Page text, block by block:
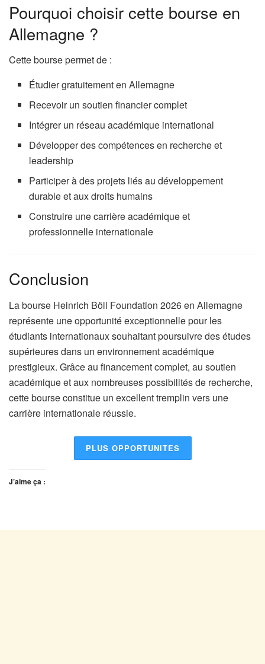
Pourquoi choisir cette bourse en
Allemagne ?
Cette bourse permet de :
Étudier gratuitement en Allemagne
Recevoir un soutien financier complet
Intégrer un réseau académique international
Développer des compétences en recherche et
leadership
Participer à des projets liés au développement
durable et aux droits humains
Construire une carrière académique et
professionnelle internationale
Conclusion
La bourse Heinrich Böll Foundation 2026 en Allemagne
représente une opportunité exceptionnelle pour les
étudiants internationaux souhaitant poursuivre des études
supérieures dans un environnement académique
prestigieux. Grâce au financement complet, au soutien
académique et aux nombreuses possibilités de recherche,
cette bourse constitue un excellent tremplin vers une
carrière internationale réussie.
PLUS OPPORTUNITES
J’aime ça :